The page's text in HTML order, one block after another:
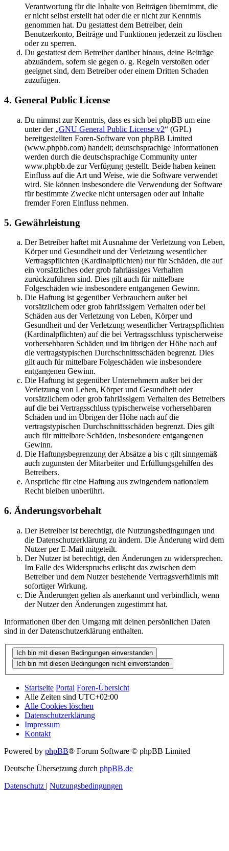
Verantwortung für die Inhalte von Beiträgen übernimmt, die
er nicht selbst erstellt hat oder die er nicht zur Kenntnis
genommen hat. Du gestattest dem Betreiber, dein
Benutzerkonto, Beiträge und Funktionen jederzeit zu löschen
oder zu sperren.
Du gestattest dem Betreiber darüber hinaus, deine Beiträge
abzuändern, sofern sie gegen o. g. Regeln verstoßen oder
geeignet sind, dem Betreiber oder einem Dritten Schaden
zuzufügen.
4. General Public License
Du nimmst zur Kenntnis, dass es sich bei phpBB um eine
unter der „GNU General Public License v2“ (GPL)
bereitgestellten Foren-Software von phpBB Limited
(www.phpbb.com) handelt; deutschsprachige Informationen
werden durch die deutschsprachige Community unter
www.phpbb.de zur Verfügung gestellt. Beide haben keinen
Einfluss auf die Art und Weise, wie die Software verwendet
wird. Sie können insbesondere die Verwendung der Software
für bestimmte Zwecke nicht untersagen oder auf Inhalte
fremder Foren Einfluss nehmen.
5. Gewährleistung
Der Betreiber haftet mit Ausnahme der Verletzung von Leben,
Körper und Gesundheit und der Verletzung wesentlicher
Vertragspflichten (Kardinalpflichten) nur für Schäden, die auf
ein vorsätzliches oder grob fahrlässiges Verhalten
zurückzuführen sind. Dies gilt auch für mittelbare
Folgeschäden wie insbesondere entgangenen Gewinn.
Die Haftung ist gegenüber Verbrauchern außer bei
vorsätzlichem oder grob fahrlässigem Verhalten oder bei
Schäden aus der Verletzung von Leben, Körper und
Gesundheit und der Verletzung wesentlicher Vertragspflichten
(Kardinalpflichten) auf die bei Vertragsschluss typischerweise
vorhersehbaren Schäden und im übrigen der Höhe nach auf
die vertragstypischen Durchschnittsschäden begrenzt. Dies
gilt auch für mittelbare Folgeschäden wie insbesondere
entgangenen Gewinn.
Die Haftung ist gegenüber Unternehmern außer bei der
Verletzung von Leben, Körper und Gesundheit oder
vorsätzlichem oder grob fahrlässigem Verhalten des Betreibers
auf die bei Vertragsschluss typischerweise vorhersehbaren
Schäden und im Übrigen der Höhe nach auf die
vertragstypischen Durchschnittsschäden begrenzt. Dies gilt
auch für mittelbare Schäden, insbesondere entgangenen
Gewinn.
Die Haftungsbegrenzung der Absätze a bis c gilt sinngemäß
auch zugunsten der Mitarbeiter und Erfüllungsgehilfen des
Betreibers.
Ansprüche für eine Haftung aus zwingendem nationalem
Recht bleiben unberührt.
6. Änderungsvorbehalt
Der Betreiber ist berechtigt, die Nutzungsbedingungen und
die Datenschutzerklärung zu ändern. Die Änderung wird dem
Nutzer per E-Mail mitgeteilt.
Der Nutzer ist berechtigt, den Änderungen zu widersprechen.
Im Falle des Widerspruchs erlischt das zwischen dem
Betreiber und dem Nutzer bestehende Vertragsverhältnis mit
sofortiger Wirkung.
Die Änderungen gelten als anerkannt und verbindlich, wenn
der Nutzer den Änderungen zugestimmt hat.
Informationen über den Umgang mit deinen persönlichen Daten
sind in der Datenschutzerklärung enthalten.
Startseite Portal Foren-Übersicht
Alle Zeiten sind UTC+02:00
Alle Cookies löschen
Datenschutzerklärung
Impressum
Kontakt
Powered by phpBB® Forum Software © phpBB Limited
Deutsche Übersetzung durch phpBB.de
Datenschutz | Nutzungsbedingungen